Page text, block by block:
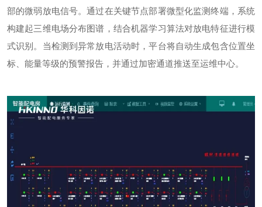
部的微弱放电信号。通过在关键节点部署微型化监测终端，系统
构建起三维电场分布图谱，结合机器学习算法对放电特征进行模
式识别。当检测到异常放电活动时，平台将自动生成包含位置坐
标、能量等级的预警报告，并通过加密通道推送至运维中心。